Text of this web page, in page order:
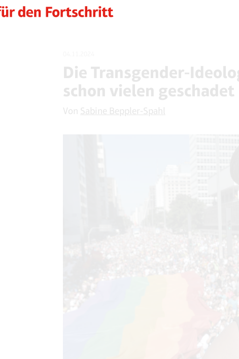
Die Transgender-
schon vielen geschadet
Von Sabine Beppler-Spahl